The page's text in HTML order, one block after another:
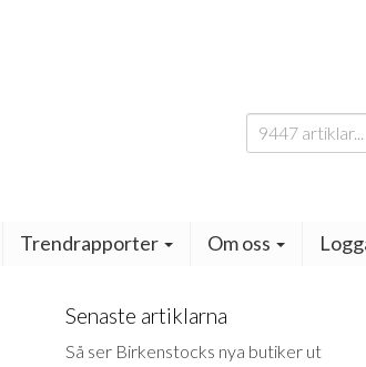
Sök
efter:
Trendrapporter Om oss
Senaste artiklarna
Så ser Birkenstocks nya butiker ut